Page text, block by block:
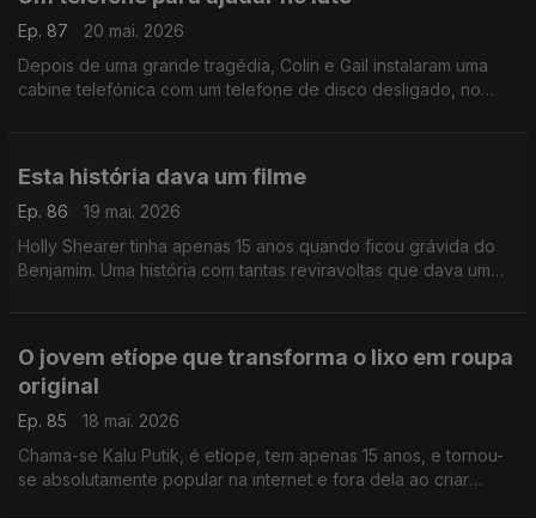
Ep. 87
20 mai. 2026
Depois de uma grande tragédia, Colin e Gail instalaram uma
cabine telefónica com um telefone de disco desligado, no
Esta história dava um filme
Ep. 86
19 mai. 2026
Holly Shearer tinha apenas 15 anos quando ficou grávida do
Benjamim. Uma história com tantas reviravoltas que dava um
O jovem etíope que transforma o lixo em roupa
original
Ep. 85
18 mai. 2026
Chama-se Kalu Putik, é etíope, tem apenas 15 anos, e tornou-
se absolutamente popular na internet e fora dela ao criar